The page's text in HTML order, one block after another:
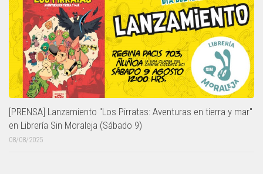
[PRENSA] Lanzamiento "Los Pirratas: Aventuras en tierra y mar"
en Librería Sin Moraleja (Sábado 9)
08/08/2025